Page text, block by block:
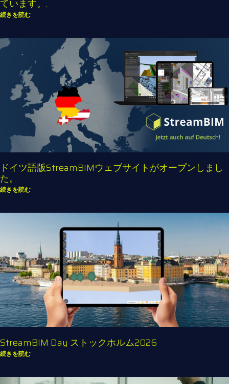
ています。.
続きを読む
ドイツ語版StreamBIMウェブサイトがオープンしまし
た。
続きを読む
StreamBIM Day ストックホルム2026
続きを読む